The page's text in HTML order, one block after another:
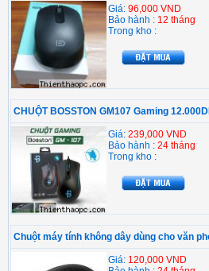
Giá: 96,000 VND
Bảo hành : 12 tháng
Trong kho :
CHUỘT BOSSTON GM107 Gaming
Giá: 239,000 VND
Bảo hành : 24 tháng
Trong kho :
Chuột máy tính không dây dùng cho văn
Giá: 120,000 VND